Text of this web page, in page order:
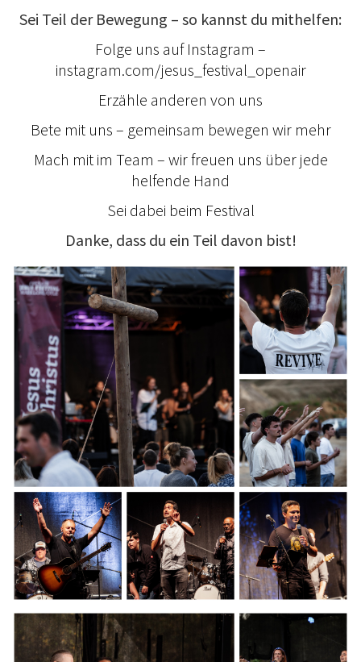
Sei Teil der Bewegung – so kannst du mithelfen:
Folge uns auf Instagram –
instagram.com/jesus_festival_openair
Erzähle anderen von uns
Bete mit uns – gemeinsam bewegen wir mehr
Mach mit im Team – wir freuen uns über jede
helfende Hand
Sei dabei beim Festival
Danke, dass du ein Teil davon bist!